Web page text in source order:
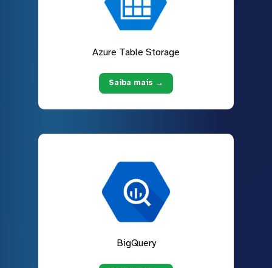
Azure Table Storage
Saiba mais →
BigQuery